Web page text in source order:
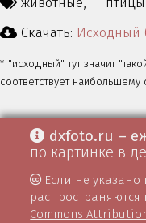
Скачать: Исходный
* "исходный" тут значит
соответствует
dxfoto.ru –
по картинке в
Если не указано
Commons Attribution